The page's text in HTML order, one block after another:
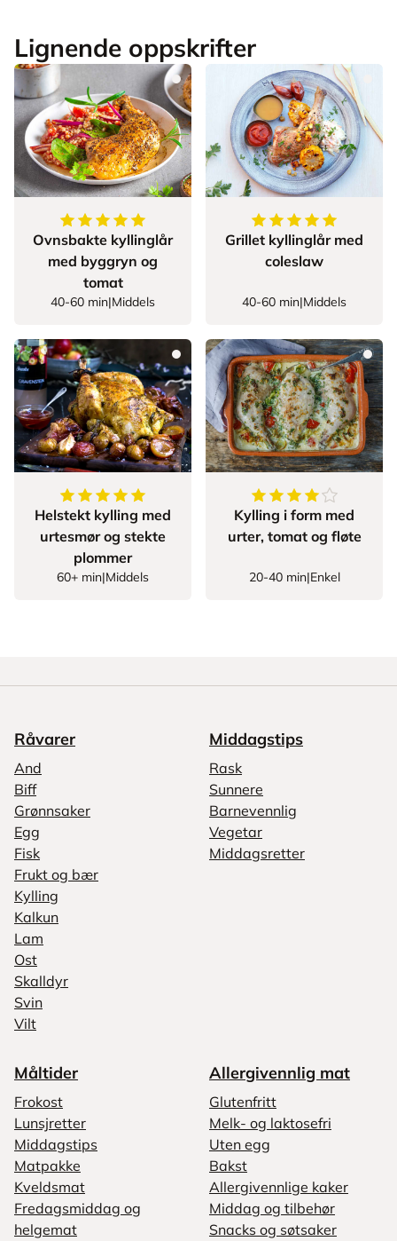
Lignende oppskrifter
5av5stjerner
Ovnsbakte kyllinglår
med byggryn og
tomat
40-60 min|Middels
5av5stjerner
Grillet kyllinglår med
coleslaw
40-60 min|Middels
5av5stjerner
Helstekt kylling med
urtesmør og stekte
plommer
60+ min|Middels
4.064516129032258
Kylling i form med
urter, tomat og fløte
20-40 min|Enkel
Råvarer
And
Biff
Grønnsaker
Egg
Fisk
Frukt og bær
Kylling
Kalkun
Lam
Ost
Skalldyr
Svin
Vilt
Middagstips
Rask
Sunnere
Barnevennlig
Vegetar
Middagsretter
Måltider
Frokost
Lunsjretter
Middagstips
Matpakke
Kveldsmat
Fredagsmiddag og
helgemat
Allergivennlig mat
Glutenfritt
Melk- og laktosefri
Uten egg
Bakst
Allergivennlige kaker
Middag og tilbehør
Snacks og søtsaker